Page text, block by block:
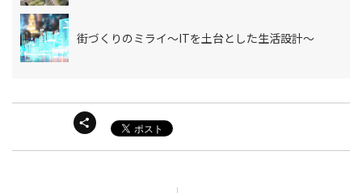
街づくりのミライ～ITを土台とした生活設計～